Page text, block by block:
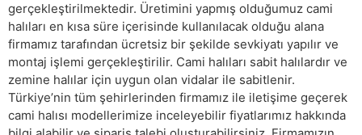
gerçekleştirilmektedir. Üretimini yapmış olduğumuz cami
halıları en kısa süre içerisinde kullanılacak olduğu alana
firmamız tarafından ücretsiz bir şekilde sevkiyatı yapılır ve
montaj işlemi gerçekleştirilir. Cami halıları sabit halılardır ve
zemine halılar için uygun olan vidalar ile sabitlenir.
Türkiye’nin tüm şehirlerinden firmamız ile iletişime geçerek
cami halısı modellerimize inceleyebilir fiyatlarımız hakkında